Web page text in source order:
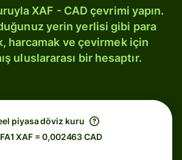
XAF - CAD çevrimi yapın.
yerin yerlisi gibi para
harcamak ve çevirmek için
uluslararası bir hesaptır.
piyasa döviz kuru
XAF = 0,002463 CAD